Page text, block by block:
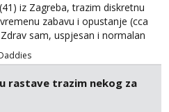
iz Zagreba, trazim diskretnu
zabavu i opustanje (cca
sam, uspjesan i normalan
je spreman financijski cijeniti
i trud. Ako smatras da imas sto
se s par rijeci o sebi, tome sto
i fotkama na; Telegram
WA 0955812207
rastave trazim nekog za